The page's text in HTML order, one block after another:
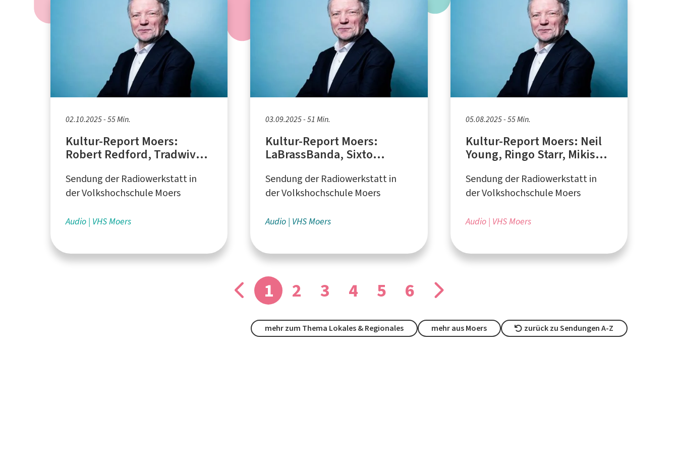
02.10.2025 - 55 Min.
Kultur-Report Moers:
Robert Redford, Tradwives,
Sendung der Radiowerkstatt in
der Volkshochschule Moers
Audio VHS Moers
03.09.2025 - 51 Min.
Kultur-Report Moers:
LaBrassBanda, Sixto
Sendung der Radiowerkstatt in
der Volkshochschule Moers
Audio VHS Moers
05.08.2025 - 55 Min.
Kultur-Report Moers: Neil
Young, Ringo Starr, Mikis
Sendung der Radiowerkstatt in
der Volkshochschule Moers
Audio VHS Moers
1 2 3 4 5 6
mehr zum Thema Lokales & Regionales mehr aus Moers zurück zu Sendungen A-Z